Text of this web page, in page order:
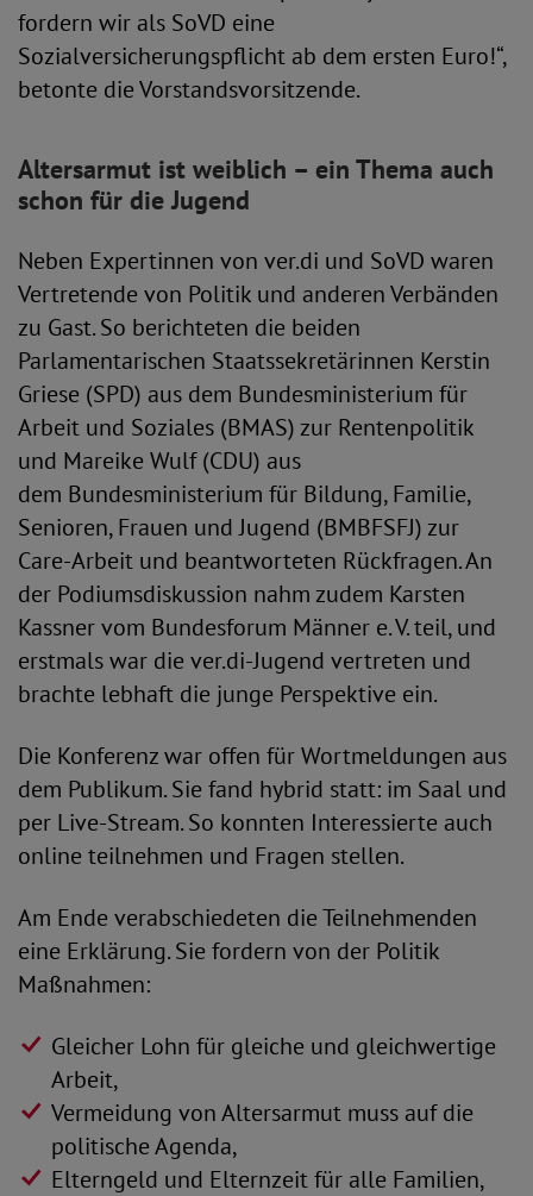
fordern wir als SoVD eine
Sozialversicherungspflicht ab dem ersten Euro!“,
betonte die Vorstandsvorsitzende.
Altersarmut ist weiblich – ein Thema auch
schon für die Jugend
Neben Expertinnen von ver.di und SoVD waren
Vertretende von Politik und anderen Verbänden
zu Gast. So berichteten die beiden
Parlamentarischen Staatssekretärinnen Kerstin
Griese (SPD) aus dem Bundesministerium für
Arbeit und Soziales (BMAS) zur Rentenpolitik
und Mareike Wulf (CDU) aus
dem Bundesministerium für Bildung, Familie,
Senioren, Frauen und Jugend (BMBFSFJ) zur
Care-Arbeit und beantworteten Rückfragen. An
der Podiumsdiskussion nahm zudem Karsten
Kassner vom Bundesforum Männer e. V. teil, und
erstmals war die ver.di-Jugend vertreten und
brachte lebhaft die junge Perspektive ein.
Die Konferenz war offen für Wortmeldungen aus
dem Publikum. Sie fand hybrid statt: im Saal und
per Live-Stream. So konnten Interessierte auch
online teilnehmen und Fragen stellen.
Am Ende verabschiedeten die Teilnehmenden
eine Erklärung. Sie fordern von der Politik
Maßnahmen:
Gleicher Lohn für gleiche und gleichwertige
Arbeit,
Vermeidung von Altersarmut muss auf die
politische Agenda,
Elterngeld und Elternzeit für alle Familien,